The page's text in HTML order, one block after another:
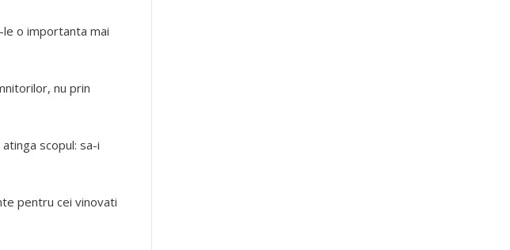
le o importanta mai
nu prin
scopul: sa-i
pentru cei vinovati